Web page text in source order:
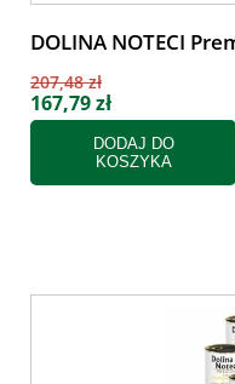
DOLINA NOTECI
207,48 zł
167,79 zł
DODAJ DO
KOSZYKA